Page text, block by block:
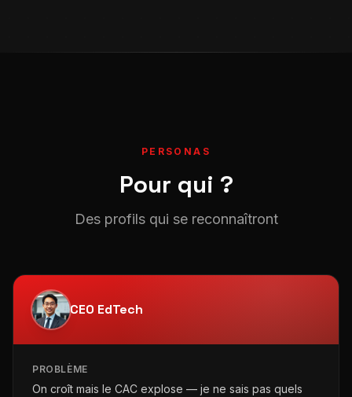
PERSONAS
Pour qui ?
Des profils qui se reconnaîtront
CEO EdTech
PROBLÈME
On croît mais le CAC explose — je ne sais pas quels